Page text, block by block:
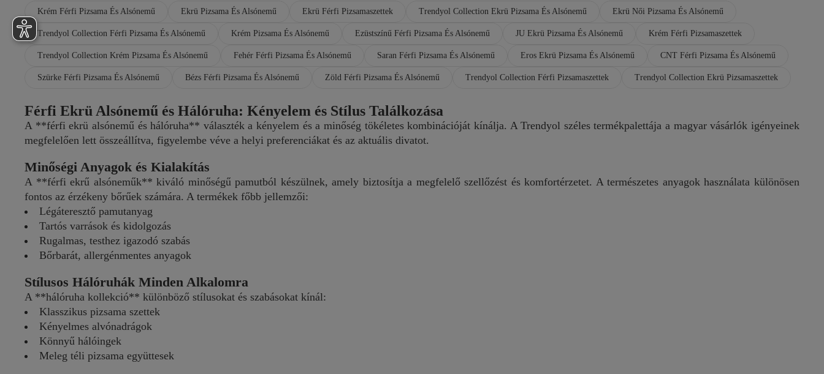
Krém Férfi Pizsama És Alsónemű Ekrü Pizsama És Alsónemű Ekrü Férfi Pizsamaszettek Trendyol Collection Ekrü Pizsama És Alsónemű Ekrü Női Pizsama És Alsónemű
Trendyol Collection Férfi Pizsama És Alsónemű Krém Pizsama És Alsónemű Ezüstszínű Férfi Pizsama És Alsónemű JU Ekrü Pizsama És Alsónemű Krém Férfi Pizsamaszettek
Trendyol Collection Krém Pizsama És Alsónemű Fehér Férfi Pizsama És Alsónemű Saran Férfi Pizsama És Alsónemű Eros Ekrü Pizsama És Alsónemű CNT Férfi Pizsama És Alsónemű
Szürke Férfi Pizsama És Alsónemű Bézs Férfi Pizsama És Alsónemű Zöld Férfi Pizsama És Alsónemű Trendyol Collection Férfi Pizsamaszettek Trendyol Collection Ekrü Pizsamaszettek
Férfi Ekrü Alsónemű és Hálóruha: Kényelem és Stílus Találkozása
A **férfi ekrü alsónemű és hálóruha** választék a kényelem és a minőség tökéletes kombinációját kínálja. A Trendyol széles termékpalettája a magyar vásárlók igényeinek
megfelelően lett összeállítva, figyelembe véve a helyi preferenciákat és az aktuális divatot.
Minőségi Anyagok és Kialakítás
A **férfi ekrű alsóneműk** kiváló minőségű pamutból készülnek, amely biztosítja a megfelelő szellőzést és komfortérzetet. A természetes anyagok használata különösen
fontos az érzékeny bőrűek számára. A termékek főbb jellemzői:
Légáteresztő pamutanyag
Tartós varrások és kidolgozás
Rugalmas, testhez igazodó szabás
Bőrbarát, allergénmentes anyagok
Stílusos Hálóruhák Minden Alkalomra
A **hálóruha kollekció** különböző stílusokat és szabásokat kínál:
Klasszikus pizsama szettek
Kényelmes alvónadrágok
Könnyű hálóingek
Meleg téli pizsama együttesek